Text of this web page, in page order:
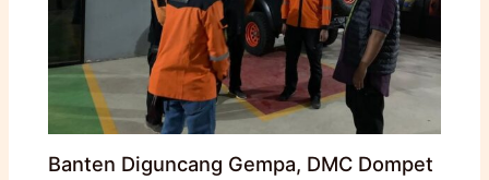
Banten Diguncang Gempa, DMC Dompet